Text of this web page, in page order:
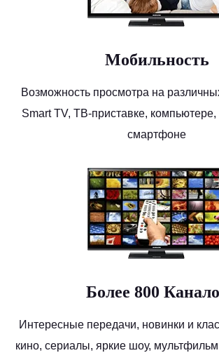
Мобильность
Возможность просмотра на
Smart TV, ТВ-приставке,
смартфоне
Более 800
Интересные передачи, новинки и
кино, сериалы, яркие шоу,